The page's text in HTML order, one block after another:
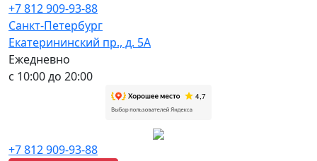
+7 812 909-93-88
Санкт-Петербург
Екатерининский пр., д. 5А
Ежедневно
с 10:00 до 20:00
+7 812 909-93-88